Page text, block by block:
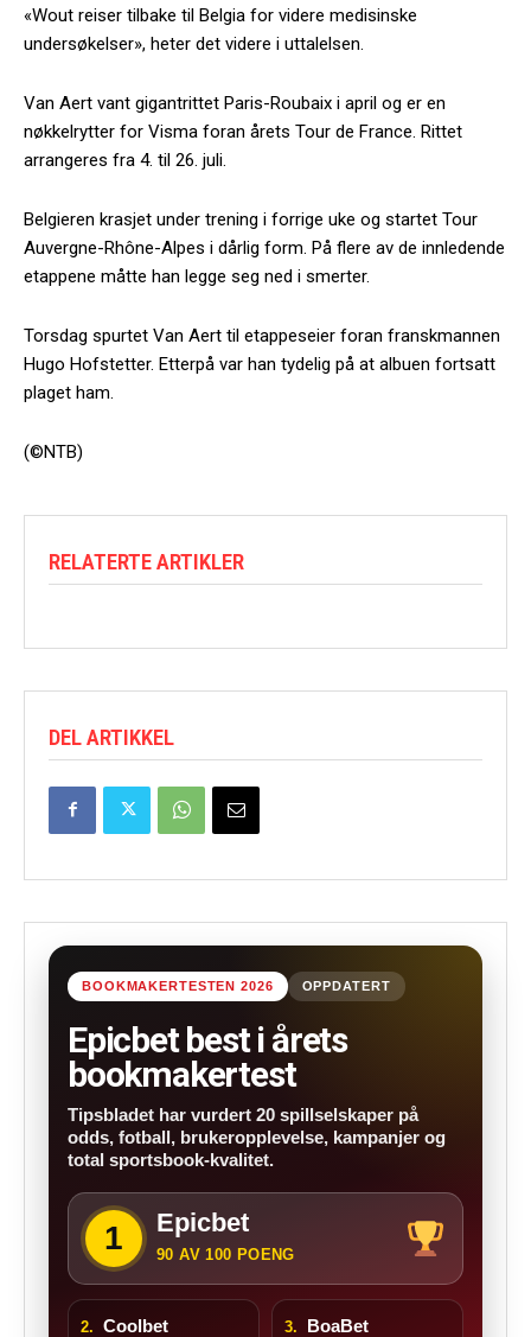
«Wout reiser tilbake til Belgia for videre medisinske
undersøkelser», heter det videre i uttalelsen.
Van Aert vant gigantrittet Paris-Roubaix i april og er en
nøkkelrytter for Visma foran årets Tour de France. Rittet
arrangeres fra 4. til 26. juli.
Belgieren krasjet under trening i forrige uke og startet Tour
Auvergne-Rhône-Alpes i dårlig form. På flere av de innledende
etappene måtte han legge seg ned i smerter.
Torsdag spurtet Van Aert til etappeseier foran franskmannen
Hugo Hofstetter. Etterpå var han tydelig på at albuen fortsatt
plaget ham.
(©NTB)
RELATERTE ARTIKLER
DEL ARTIKKEL
BOOKMAKERTESTEN 2026 OPPDATERT
Epicbet best i årets
bookmakertest
Tipsbladet har vurdert 20 spillselskaper på
odds, fotball, brukeropplevelse, kampanjer og
total sportsbook-kvalitet.
1 Epicbet
90 AV 100 POENG
2. Coolbet 3. BoaBet